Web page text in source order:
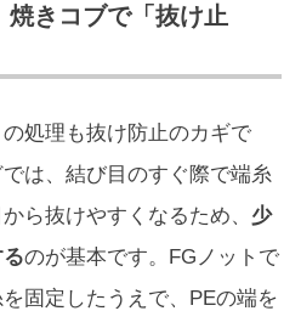
焼きコブで「抜け止
処理も抜け防止のカギで
は、結び目のすぐ際で端糸
ら抜けやすくなるため、 少
のが基本です。FGノットで
固定したうえで、PEの端を